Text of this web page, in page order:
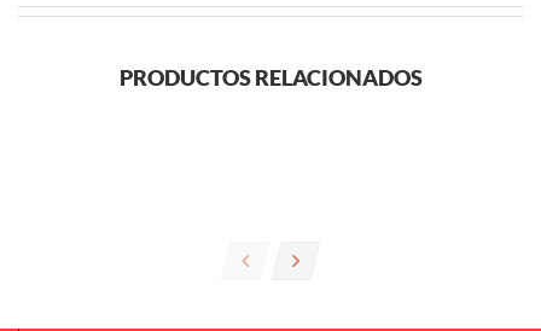
PRODUCTOS RELACIONADOS